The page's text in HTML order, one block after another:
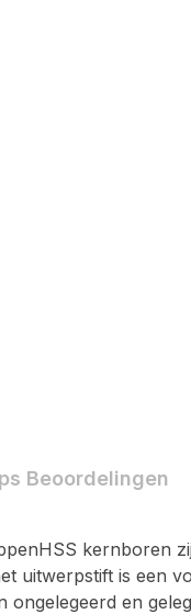
Beoordelingen
kernboren
uitwerpstift is een
en